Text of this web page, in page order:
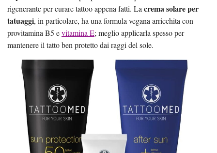
rigenerante per curare tattoo appena fatti. La crema solare per
tatuaggi, in particolare, ha una formula vegana arricchita con
provitamina B5 evitamina E; meglio applicarla spesso per
mantenere il tatto ben protetto dai raggi del sole.